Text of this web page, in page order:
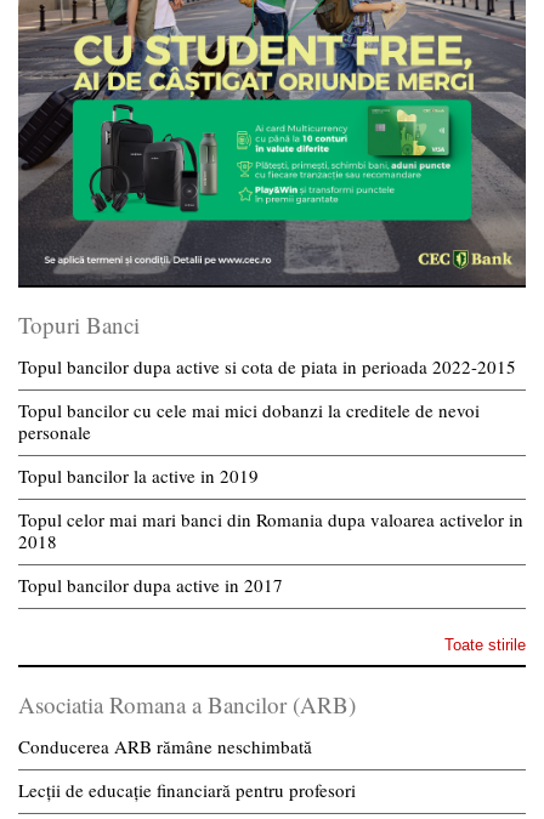
Topuri Banci
Topul bancilor dupa active si cota de piata in perioada 2022-2015
Topul bancilor cu cele mai mici dobanzi la creditele de nevoi
personale
Topul bancilor la active in 2019
Topul celor mai mari banci din Romania dupa valoarea activelor in
2018
Topul bancilor dupa active in 2017
Toate stirile
Asociatia Romana a Bancilor (ARB)
Conducerea ARB rămâne neschimbată
Lecții de educație financiară pentru profesori